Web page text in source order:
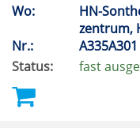
Wo:
HN-
zentrum,
Nr.:
A335A301
Status:
fast